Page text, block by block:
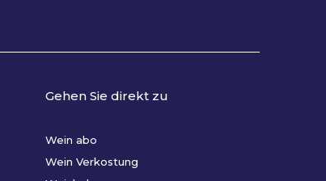
Gehen Sie direkt zu
Wein abo
Wein Verkostung